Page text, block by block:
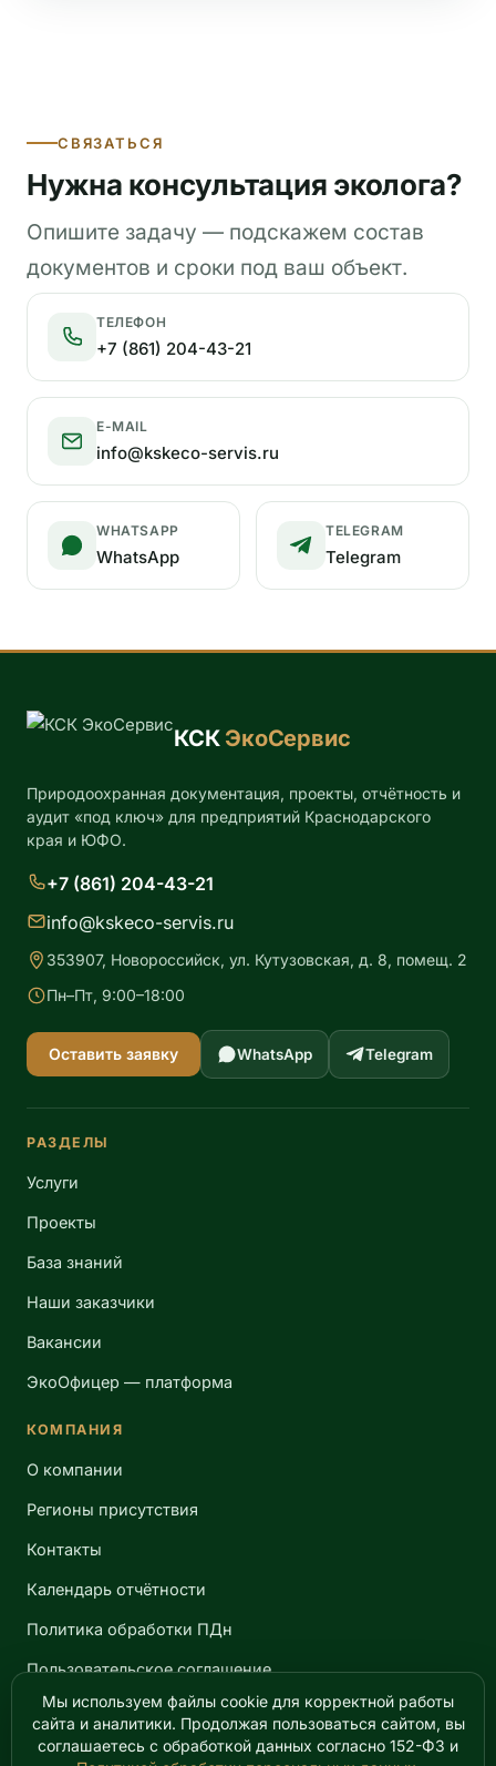
СВЯЗАТЬСЯ
Нужна консультация эколога?
Опишите задачу — подскажем состав
документов и сроки под ваш объект.
ТЕЛЕФОН
+7 (861) 204-43-21
E-MAIL
info@kskeco-servis.ru
WHATSAPP
WhatsApp
TELEGRAM
Telegram
КСК ЭкоСервис
Природоохранная документация, проекты, отчётность и
аудит «под ключ» для предприятий Краснодарского
края и ЮФО.
+7 (861) 204-43-21
info@kskeco-servis.ru
353907, Новороссийск, ул. Кутузовская, д. 8, помещ. 2
Пн–Пт, 9:00–18:00
Оставить заявку WhatsApp Telegram
РАЗДЕЛЫ
Услуги
Проекты
База знаний
Наши заказчики
Вакансии
ЭкоОфицер — платформа
КОМПАНИЯ
О компании
Регионы присутствия
Контакты
Календарь отчётности
Политика обработки ПДн
Пользовательское соглашение
© 2019–2026 ООО «КСК ЭкоСервис». Все права защищены.
Мы используем файлы cookie для корректной работы
сайта и аналитики. Продолжая пользоваться сайтом, вы
соглашаетесь с обработкой данных согласно 152-ФЗ и